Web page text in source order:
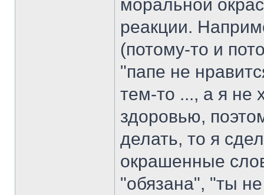
моральной
реакции.
(потому-то и
"папе не
тем-то ..., а я не
здоровью,
делать, то я
окрашенные
"обязана", "ты